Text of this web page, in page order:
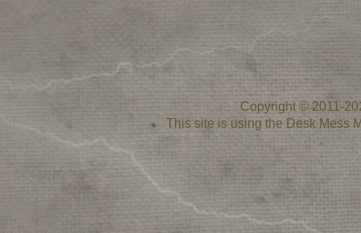
Copyright © 2011-
This site is using the Desk Mess